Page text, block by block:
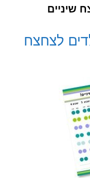
שיניים
לצחצח